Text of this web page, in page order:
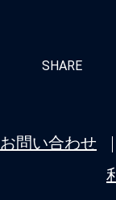
SHARE
お問い合わせ